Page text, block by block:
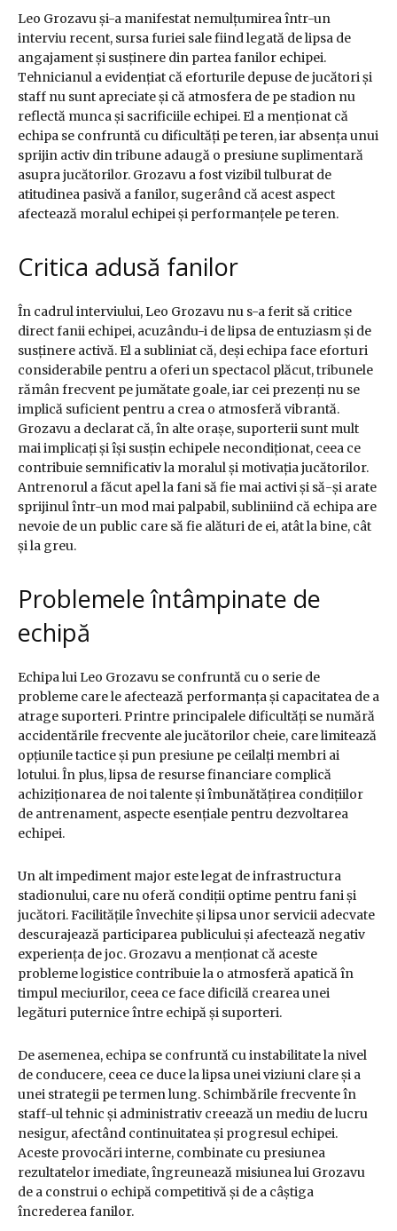
Leo Grozavu și-a manifestat nemulțumirea într-un
interviu recent, sursa furiei sale fiind legată de lipsa de
angajament și susținere din partea fanilor echipei.
Tehnicianul a evidențiat că eforturile depuse de jucători și
staff nu sunt apreciate și că atmosfera de pe stadion nu
reflectă munca și sacrificiile echipei. El a menționat că
echipa se confruntă cu dificultăți pe teren, iar absența unui
sprijin activ din tribune adaugă o presiune suplimentară
asupra jucătorilor. Grozavu a fost vizibil tulburat de
atitudinea pasivă a fanilor, sugerând că acest aspect
afectează moralul echipei și performanțele pe teren.
Critica adusă fanilor
În cadrul interviului, Leo Grozavu nu s-a ferit să critice
direct fanii echipei, acuzându-i de lipsa de entuziasm și de
susținere activă. El a subliniat că, deși echipa face eforturi
considerabile pentru a oferi un spectacol plăcut, tribunele
rămân frecvent pe jumătate goale, iar cei prezenți nu se
implică suficient pentru a crea o atmosferă vibrantă.
Grozavu a declarat că, în alte orașe, suporterii sunt mult
mai implicați și își susțin echipele necondiționat, ceea ce
contribuie semnificativ la moralul și motivația jucătorilor.
Antrenorul a făcut apel la fani să fie mai activi și să-și arate
sprijinul într-un mod mai palpabil, subliniind că echipa are
nevoie de un public care să fie alături de ei, atât la bine, cât
și la greu.
Problemele întâmpinate de
echipă
Echipa lui Leo Grozavu se confruntă cu o serie de
probleme care le afectează performanța și capacitatea de a
atrage suporteri. Printre principalele dificultăți se numără
accidentările frecvente ale jucătorilor cheie, care limitează
opțiunile tactice și pun presiune pe ceilalți membri ai
lotului. În plus, lipsa de resurse financiare complică
achiziționarea de noi talente și îmbunătățirea condițiilor
de antrenament, aspecte esențiale pentru dezvoltarea
echipei.
Un alt impediment major este legat de infrastructura
stadionului, care nu oferă condiții optime pentru fani și
jucători. Facilitățile învechite și lipsa unor servicii adecvate
descurajează participarea publicului și afectează negativ
experiența de joc. Grozavu a menționat că aceste
probleme logistice contribuie la o atmosferă apatică în
timpul meciurilor, ceea ce face dificilă crearea unei
legături puternice între echipă și suporteri.
De asemenea, echipa se confruntă cu instabilitate la nivel
de conducere, ceea ce duce la lipsa unei viziuni clare și a
unei strategii pe termen lung. Schimbările frecvente în
staff-ul tehnic și administrativ creează un mediu de lucru
nesigur, afectând continuitatea și progresul echipei.
Aceste provocări interne, combinate cu presiunea
rezultatelor imediate, îngreunează misiunea lui Grozavu
de a construi o echipă competitivă și de a câștiga
încrederea fanilor.